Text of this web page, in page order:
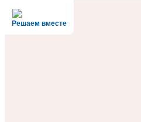
Решаем вместе